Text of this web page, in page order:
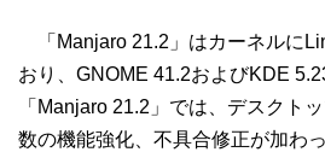
「Manjaro 21.2」はカーネルに
おり、GNOME 41.2およびKDE
「Manjaro 21.2」では、デスクト
数の機能強化、不具合修正が加わっ